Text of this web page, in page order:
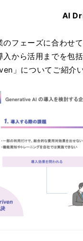
AI
のフェーズに合わ
入から活用までを包
」についてご紹介